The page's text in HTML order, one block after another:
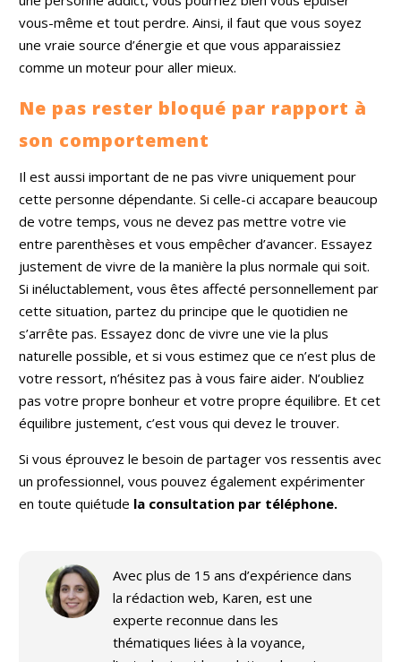
vous-même et tout perdre. Ainsi, il faut que vous soyez
une vraie source d’énergie et que vous apparaissiez
comme un moteur pour aller mieux.
Ne pas rester bloqué par rapport à
son comportement
Il est aussi important de ne pas vivre uniquement pour
cette personne dépendante. Si celle-ci accapare beaucoup
de votre temps, vous ne devez pas mettre votre vie
entre parenthèses et vous empêcher d’avancer. Essayez
justement de vivre de la manière la plus normale qui soit.
Si inéluctablement, vous êtes affecté personnellement par
cette situation, partez du principe que le quotidien ne
s’arrête pas. Essayez donc de vivre une vie la plus
naturelle possible, et si vous estimez que ce n’est plus de
votre ressort, n’hésitez pas à vous faire aider. N’oubliez
pas votre propre bonheur et votre propre équilibre. Et cet
équilibre justement, c’est vous qui devez le trouver.
Si vous éprouvez le besoin de partager vos ressentis avec
un professionnel, vous pouvez également expérimenter
en toute quiétude la consultation par téléphone.
Avec plus de 15 ans d’expérience dans
la rédaction web, Karen, est une
experte reconnue dans les
thématiques liées à la voyance,